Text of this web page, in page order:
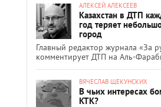
АЛЕКСЕЙ АЛЕКСЕЕВ
Казахстан в ДТП
год теряет
город
Главный редактор журнала «За
комментирует ДТП на Аль-
ВЯЧЕСЛАВ ЩЕКУНСКИХ
В чьих интересах
КТК?